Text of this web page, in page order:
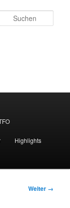
Highlights
Bilder-
Weiter →